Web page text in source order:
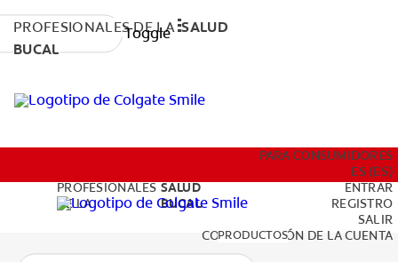
Toggle
EDUCACIÓN CONTINUA
PROFESIONALES DE LASALUD
BUCAL
PROFESIONALES
DE LA
SALUD
BUCAL
PARA CONSUMIDORES
ES (ES)
ENTRAR
REGISTRO
SALIR
CONFIGURACIÓN DE LA CUENTA
PRODUCTOS